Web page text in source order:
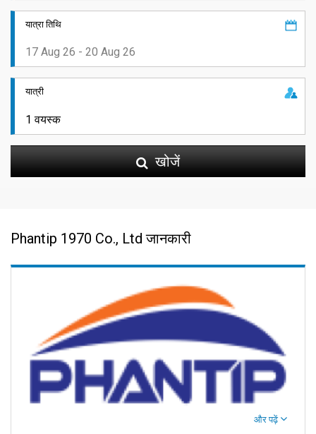
यात्रा तिथि
यात्री
खोजें
Phantip 1970 Co., Ltd जानकारी
और पढ़ें